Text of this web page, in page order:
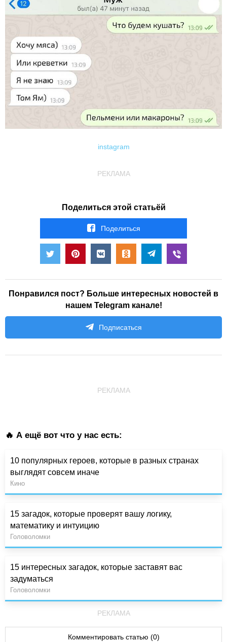
instagram
РЕКЛАМА
Поделиться этой статьёй
Поделиться
Понравился пост? Больше интересных новостей в
нашем Telegram канале!
Подписаться
РЕКЛАМА
🔥 А ещё вот что у нас есть:
10 популярных героев, которые в разных странах
выглядят совсем иначе
Кино
15 загадок, которые проверят вашу логику,
математику и интуицию
Головоломки
15 интересных загадок, которые заставят вас
задуматься
Головоломки
РЕКЛАМА
Комментировать статью (0)